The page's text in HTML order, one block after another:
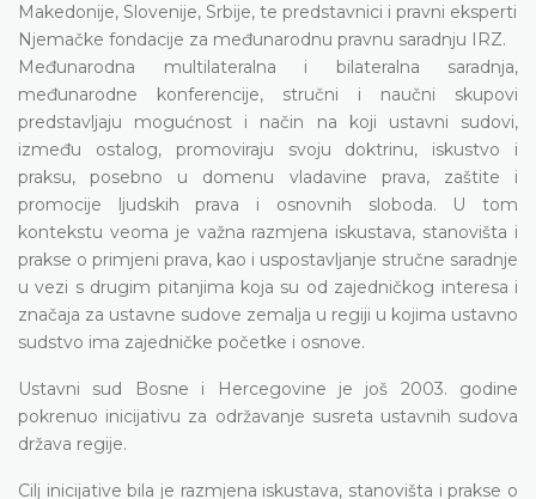
Makedonije, Slovenije, Srbije, te predstavnici i pravni eksperti
Njemačke fondacije za međunarodnu pravnu saradnju IRZ.
Međunarodna multilateralna i bilateralna saradnja,
međunarodne konferencije, stručni i naučni skupovi
predstavljaju mogućnost i način na koji ustavni sudovi,
između ostalog, promoviraju svoju doktrinu, iskustvo i
praksu, posebno u domenu vladavine prava, zaštite i
promocije ljudskih prava i osnovnih sloboda. U tom
kontekstu veoma je važna razmjena iskustava, stanovišta i
prakse o primjeni prava, kao i uspostavljanje stručne saradnje
u vezi s drugim pitanjima koja su od zajedničkog interesa i
značaja za ustavne sudove zemalja u regiji u kojima ustavno
sudstvo ima zajedničke početke i osnove.
Ustavni sud Bosne i Hercegovine je još 2003. godine
pokrenuo inicijativu za održavanje susreta ustavnih sudova
država regije.
Cilj inicijative bila je razmjena iskustava, stanovišta i prakse o